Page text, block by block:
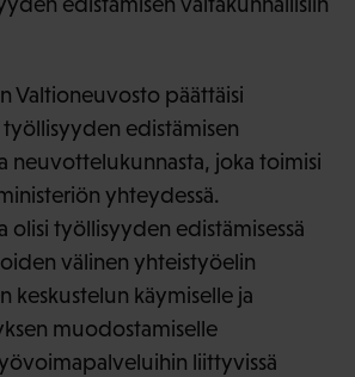
Valtioneuvosto päättäisi
edistämisen
neuvottelukunnasta, joka toimisi
yhteydessä.
työllisyyden edistämisessä
välinen yhteistyöelin
keskustelun käymiselle ja
muodostamiselle
liittyvissä